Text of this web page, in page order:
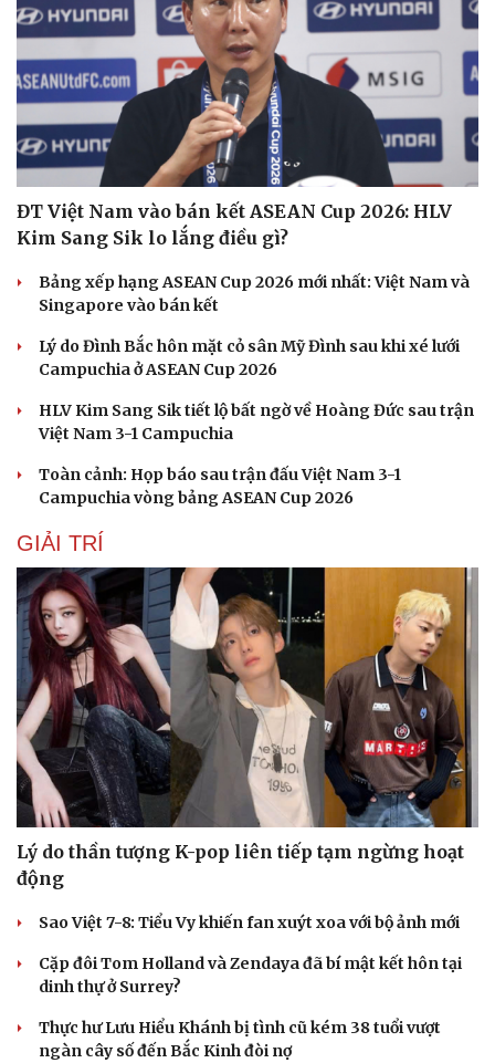
Dinh dưỡng - món ngon
Cây thuốc
Sản phụ khoa
Nam khoa
Làm đẹp - giảm cân
Nhà đẹp
Blog
Tình yêu - Gia đình
ĐT Việt Nam vào bán kết ASEAN Cup 2026: HLV
Kim Sang Sik lo lắng điều gì?
Bảng xếp hạng ASEAN Cup 2026 mới nhất: Việt Nam và
Singapore vào bán kết
Lý do Đình Bắc hôn mặt cỏ sân Mỹ Đình sau khi xé lưới
Campuchia ở ASEAN Cup 2026
HLV Kim Sang Sik tiết lộ bất ngờ về Hoàng Đức sau trận
Việt Nam 3-1 Campuchia
Toàn cảnh: Họp báo sau trận đấu Việt Nam 3-1
Campuchia vòng bảng ASEAN Cup 2026
GIẢI TRÍ
Lý do thần tượng K-pop liên tiếp tạm ngừng hoạt
động
Sao Việt 7-8: Tiểu Vy khiến fan xuýt xoa với bộ ảnh mới
Cặp đôi Tom Holland và Zendaya đã bí mật kết hôn tại
dinh thự ở Surrey?
Thực hư Lưu Hiểu Khánh bị tình cũ kém 38 tuổi vượt
ngàn cây số đến Bắc Kinh đòi nợ